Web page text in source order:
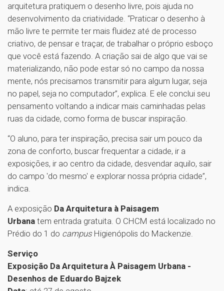
arquitetura pratiquem o desenho livre, pois ajuda no
desenvolvimento da criatividade. “Praticar o desenho à
mão livre te permite ter mais fluidez até de processo
criativo, de pensar e traçar, de trabalhar o próprio esboço
que você está fazendo. A criação sai de algo que vai se
materializando, não pode estar só no campo da nossa
mente, nós precisamos transmitir para algum lugar, seja
no papel, seja no computador”, explica. E ele conclui seu
pensamento voltando a indicar mais caminhadas pelas
ruas da cidade, como forma de buscar inspiração.
“O aluno, para ter inspiração, precisa sair um pouco da
zona de conforto, buscar frequentar a cidade, ir a
exposições, ir ao centro da cidade, desvendar aquilo, sair
do campo 'do mesmo' e explorar nossa própria cidade”,
indica.
A exposição Da Arquitetura à Paisagem
Urbana tem entrada gratuita. O CHCM está localizado no
Prédio do 1 do campus Higienópolis do Mackenzie.
Serviço
Exposição Da Arquitetura À Paisagem Urbana -
Desenhos de Eduardo Bajzek